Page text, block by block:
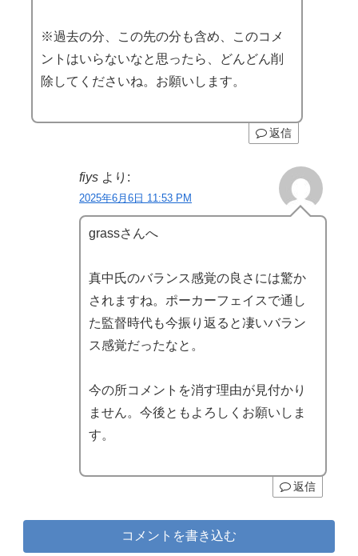
※過去の分、この先の分も含め、このコメ
ントはいらないなと思ったら、どんどん削
除してくださいね。お願いします。
返信
fiys より:
2025年6月6日 11:53 PM
grassさんへ
真中氏のバランス感覚の良さには驚か
されますね。ポーカーフェイスで通し
た監督時代も今振り返ると凄いバラン
ス感覚だったなと。
今の所コメントを消す理由が見付かり
ません。今後ともよろしくお願いしま
す。
返信
コメントを書き込む